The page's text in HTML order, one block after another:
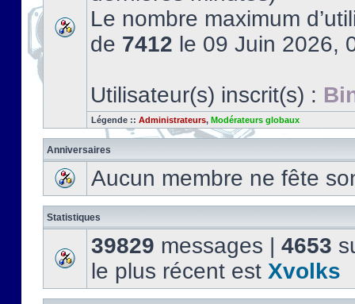
Le nombre maximum
de 7412 le 09 Juin 2026,
Utilisateur(s) inscrit(s) :
Légende :: Administrateurs, Modérateurs globaux
Anniversaires
Aucun membre ne fête
Statistiques
39829 messages | 4653
le plus récent est Xvolks